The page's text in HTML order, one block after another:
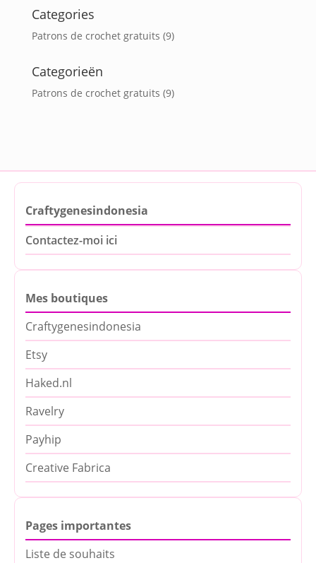
Categories
Patrons de crochet gratuits (9)
Categorieën
Patrons de crochet gratuits (9)
Craftygenesindonesia
Contactez-moi ici
Mes boutiques
Craftygenesindonesia
Etsy
Haked.nl
Ravelry
Payhip
Creative Fabrica
Pages importantes
Liste de souhaits